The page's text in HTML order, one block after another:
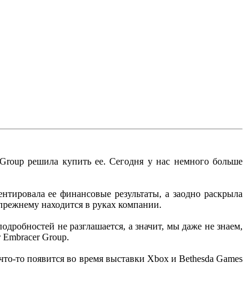
решила купить ее. Сегодня у нас немного больше
ее финансовые результаты, а заодно раскрыла
находится в руках компании.
не разглашается, а значит, мы даже не знаем,
Embracer Group.
то появится во время выставки Xbox и Bethesda Games